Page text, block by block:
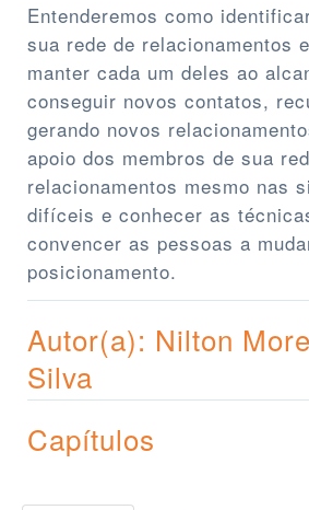
Entenderemos como
sua rede de relacionamentos
manter cada um deles ao
conseguir novos contatos,
gerando novos
apoio dos membros de sua
relacionamentos mesmo nas
difíceis e conhecer as
convencer as pessoas a
posicionamento.
Autor(a): Nilton
Silva
Capítulos